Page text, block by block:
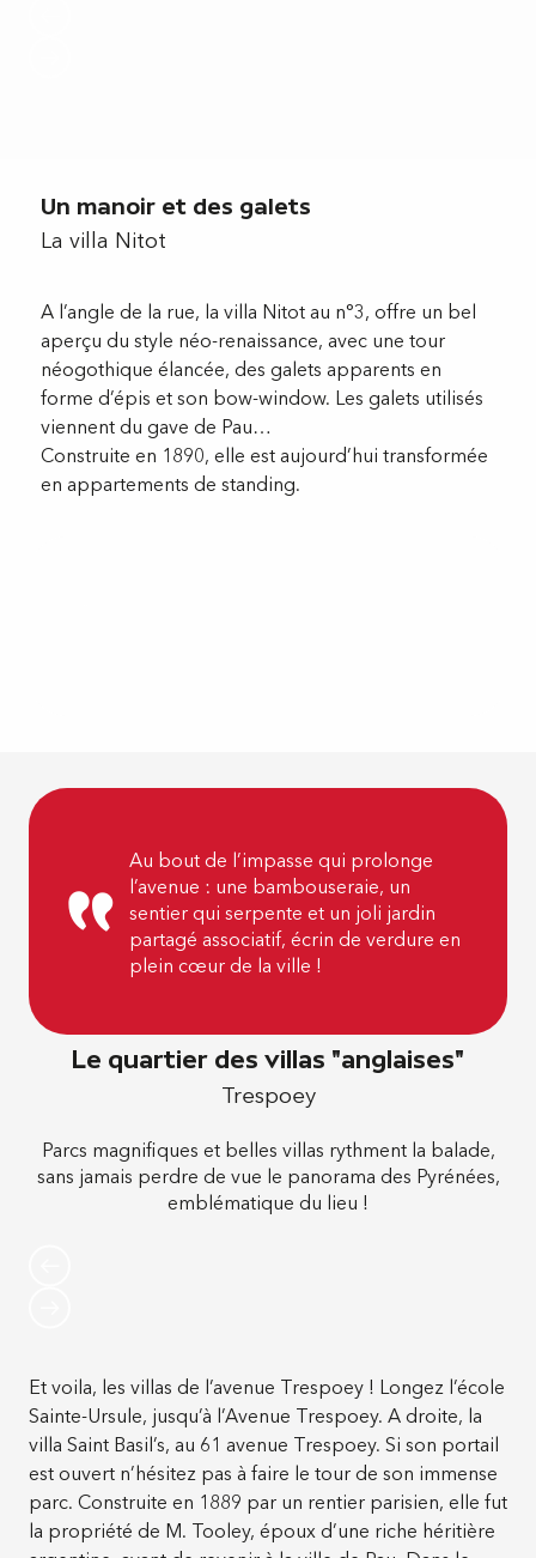
Un manoir et des galets
La villa Nitot
A l’angle de la rue, la villa Nitot au n°3, offre un bel
aperçu du style néo-renaissance, avec une tour
néogothique élancée, des galets apparents en
forme d’épis et son bow-window. Les galets utilisés
viennent du gave de Pau…
Construite en 1890, elle est aujourd’hui transformée
en appartements de standing.
Au bout de l’impasse qui prolonge
l’avenue : une bambouseraie, un
sentier qui serpente et un joli jardin
partagé associatif, écrin de verdure en
plein cœur de la ville !
Le quartier des villas "anglaises"
Trespoey
Parcs magnifiques et belles villas rythment la balade,
sans jamais perdre de vue le panorama des Pyrénées,
emblématique du lieu !
Et voila, les villas de l’avenue Trespoey ! Longez l’école
Sainte-Ursule, jusqu’à l’Avenue Trespoey. A droite, la
villa Saint Basil’s, au 61 avenue Trespoey. Si son portail
est ouvert n’hésitez pas à faire le tour de son immense
parc. Construite en 1889 par un rentier parisien, elle fut
la propriété de M. Tooley, époux d’une riche héritière